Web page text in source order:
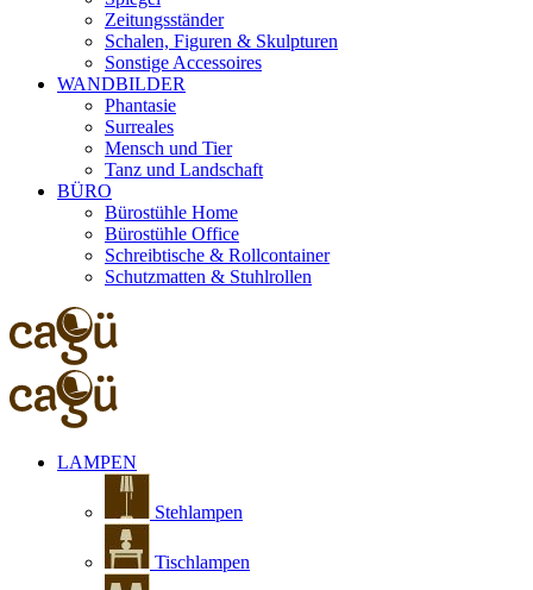
Zeitungsständer
Schalen, Figuren & Skulpturen
Sonstige Accessoires
WANDBILDER
Phantasie
Surreales
Mensch und Tier
Tanz und Landschaft
BÜRO
Bürostühle Home
Bürostühle Office
Schreibtische & Rollcontainer
Schutzmatten & Stuhlrollen
LAMPEN
Stehlampen
Tischlampen